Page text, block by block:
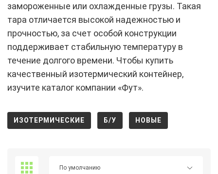
замороженные или охлажденные грузы. Такая
тара отличается высокой надежностью и
прочностью, за счет особой конструкции
поддерживает стабильную температуру в
течение долгого времени. Чтобы купить
качественный изотермический контейнер,
изучите каталог компании «Фут».
ИЗОТЕРМИЧЕСКИЕ Б/У НОВЫЕ